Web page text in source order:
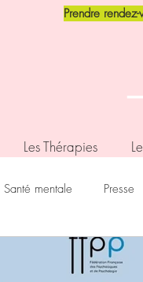
Prendre
Les Thérapies
Santé mentale Presse
Zèbre - HPI -